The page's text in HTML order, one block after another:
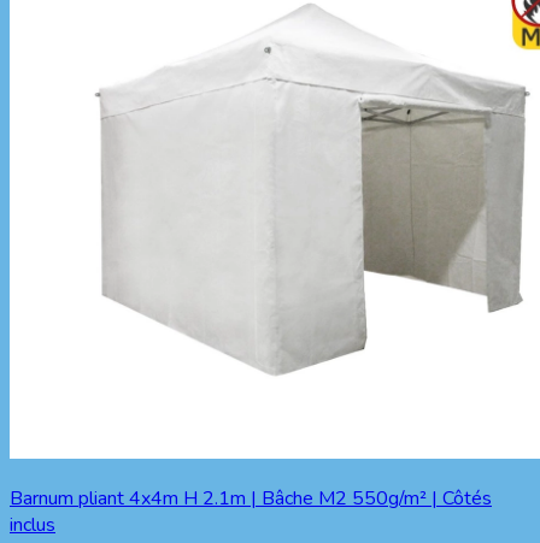
Barnum pliant 4x4m H 2.1m | Bâche M2 550g/m² | Côtés
inclus